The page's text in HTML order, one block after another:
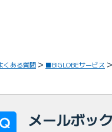
くある質問 ■BIGLOBEサービス
メールボッ